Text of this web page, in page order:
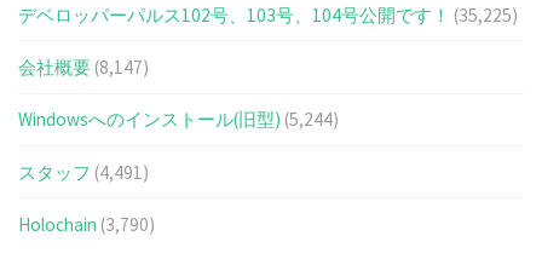
デベロッパーパルス102号、103号、104号公開です！ (35,225)
会社概要 (8,147)
Windowsへのインストール(旧型) (5,244)
スタッフ (4,491)
Holochain (3,790)